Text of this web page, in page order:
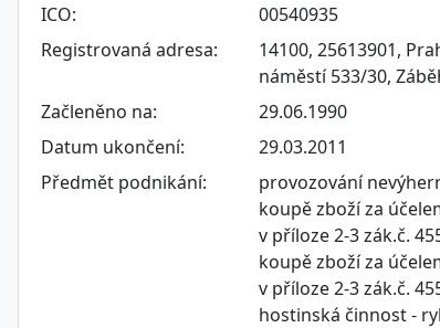
ICO:
00540935
Registrovaná adresa:
14100, 25613901,
náměstí 533/30,
Začleněno na:
29.06.1990
Datum ukončení:
29.03.2011
Předmět podnikání:
provozování
koupě zboží za
v příloze 2-3 zák.č.
koupě zboží za
v příloze 2-3 zák.č.
hostinská činnost -